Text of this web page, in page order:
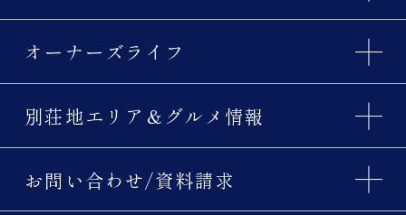
オーナーズライフ
別荘地エリア＆グルメ情報
お問い合わせ/資料請求